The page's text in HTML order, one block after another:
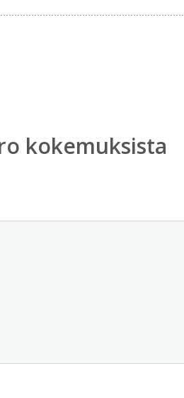
kokemuksista